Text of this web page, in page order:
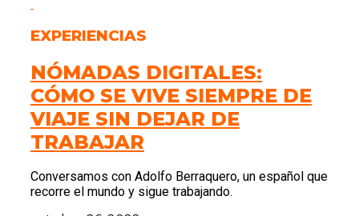
EXPERIENCIAS
NÓMADAS DIGITALES:
CÓMO SE VIVE SIEMPRE DE
VIAJE SIN DEJAR DE
TRABAJAR
Conversamos con Adolfo Berraquero, un español que
recorre el mundo y sigue trabajando.